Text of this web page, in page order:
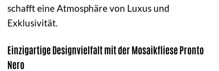
schafft eine Atmosphäre von Luxus und
Exklusivität.
Einzigartige Designvielfalt mit der Mosaikfliese Pronto
Nero